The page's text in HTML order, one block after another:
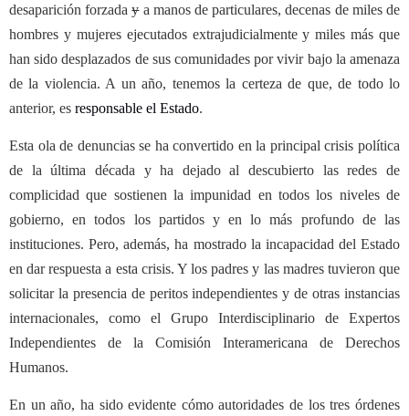
desaparición forzadaya manos de particulares, decenas de miles de
hombres y mujeres ejecutados extrajudicialmente y miles más que
han sido desplazados de sus comunidades por vivir bajo la amenaza
de la violencia. A un año, tenemos la certeza de que, de todo lo
anterior, es responsable el Estado.
Esta ola de denuncias se ha convertido en la principal crisis política
de la última década y ha dejado al descubierto las redes de
complicidad que sostienen la impunidad en todos los niveles de
gobierno, en todos los partidos y en lo más profundo de las
instituciones. Pero, además, ha mostrado la incapacidad del Estado
en dar respuesta a esta crisis. Y los padres y las madres tuvieron que
solicitar la presencia de peritos independientes y de otras instancias
internacionales, como el Grupo Interdisciplinario de Expertos
Independientes de la Comisión Interamericana de Derechos
Humanos.
En un año, ha sido evidente cómo autoridades de los tres órdenes